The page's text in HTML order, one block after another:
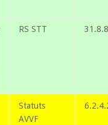
RS STT 31.8.8
Statuts
AVVF